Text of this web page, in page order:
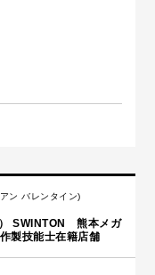
ン バレンタイン)
SWINTON 熊本メガ
製技能士在籍店舗